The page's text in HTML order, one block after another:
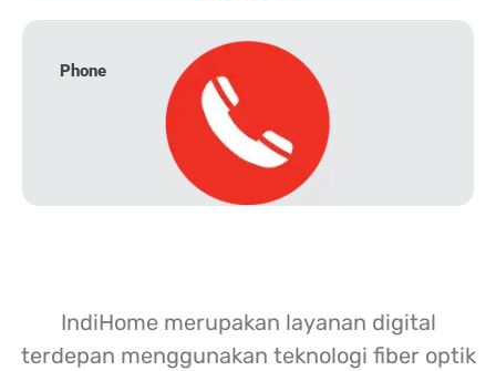
Phone
IndiHome merupakan layanan digital
terdepan menggunakan teknologi fiber optik